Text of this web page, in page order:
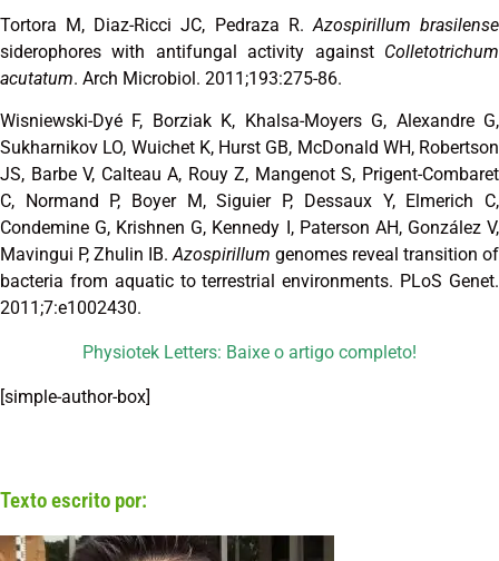
Tortora M, Diaz-Ricci JC, Pedraza R.Azospirillum brasilense
siderophores with antifungal activity against Colletotrichum
acutatum. Arch Microbiol. 2011;193:275-86.
Wisniewski-Dyé F, Borziak K, Khalsa-Moyers G, Alexandre G,
Sukharnikov LO, Wuichet K, Hurst GB, McDonald WH, Robertson
JS, Barbe V, Calteau A, Rouy Z, Mangenot S, Prigent-Combaret
C, Normand P, Boyer M, Siguier P, Dessaux Y, Elmerich C,
Condemine G, Krishnen G, Kennedy I, Paterson AH, González V,
Mavingui P, Zhulin IB.Azospirillum genomes reveal transition of
bacteria from aquatic to terrestrial environments. PLoS Genet.
2011;7:e1002430.
Physiotek Letters: Baixe o artigo completo!
[simple-author-box]
Texto escrito por: